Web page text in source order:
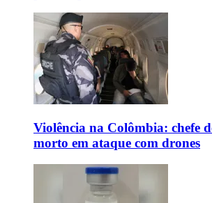
Violência na Colômbia: chefe
morto em ataque com drones